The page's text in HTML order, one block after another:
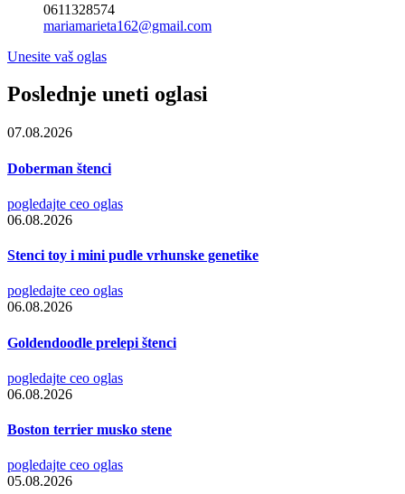
0611328574
mariamarieta162@gmail.com
Unesite vaš oglas
Poslednje uneti oglasi
07.08.2026
Doberman štenci
pogledajte ceo oglas
06.08.2026
Stenci toy i mini pudle vrhunske genetike
pogledajte ceo oglas
06.08.2026
Goldendoodle prelepi štenci
pogledajte ceo oglas
06.08.2026
Boston terrier musko stene
pogledajte ceo oglas
05.08.2026